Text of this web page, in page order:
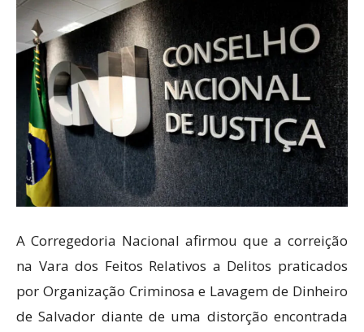
A Corregedoria Nacional afirmou que a correição
na Vara dos Feitos Relativos a Delitos praticados
por Organização Criminosa e Lavagem de Dinheiro
de Salvador diante de uma distorção encontrada